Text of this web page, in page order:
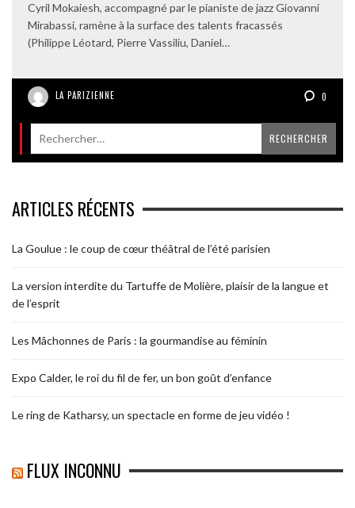
Cyril Mokaiesh, accompagné par le pianiste de jazz Giovanni
Mirabassi, ramène à la surface des talents fracassés
(Philippe Léotard, Pierre Vassiliu, Daniel…
LA PARIZIENNE 0
ARTICLES RÉCENTS
La Goulue : le coup de cœur théâtral de l’été parisien
La version interdite du Tartuffe de Molière, plaisir de la langue et
de l’esprit
Les Mâchonnes de Paris : la gourmandise au féminin
Expo Calder, le roi du fil de fer, un bon goût d’enfance
Le ring de Katharsy, un spectacle en forme de jeu vidéo !
FLUX INCONNU